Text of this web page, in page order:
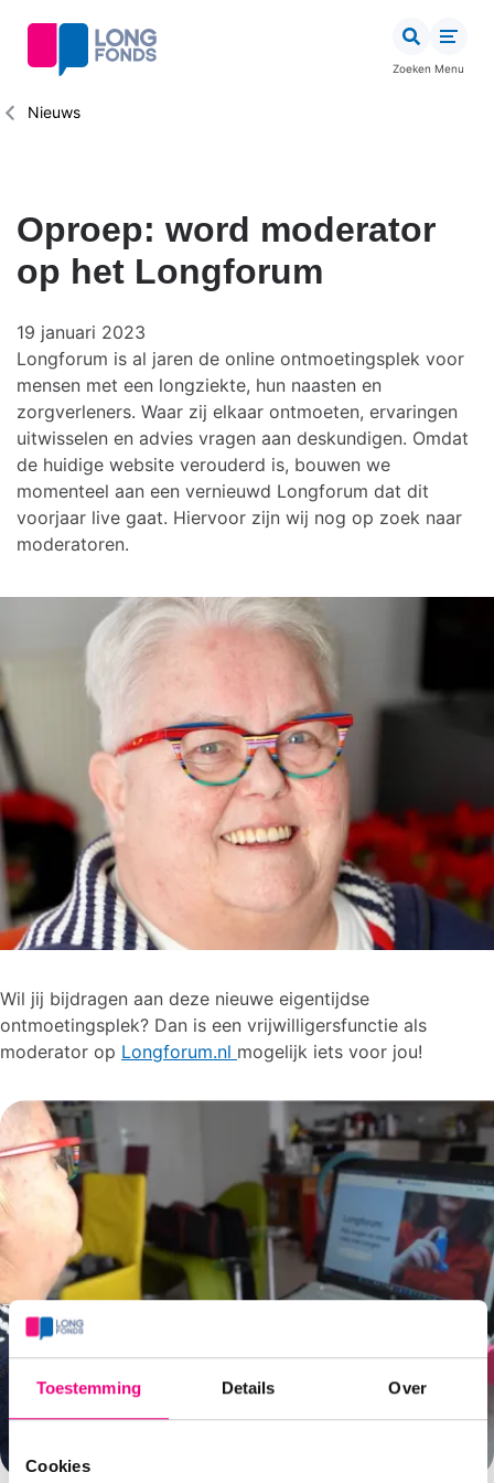
Toestemming Details Over
Cookies
inhoud
Zoeken Menu
Kruimelpad
Nieuws
Oproep: word moderator
op het Longforum
19 januari 2023
Longforum is al jaren de online ontmoetingsplek voor
mensen met een longziekte, hun naasten en
zorgverleners. Waar zij elkaar ontmoeten, ervaringen
uitwisselen en advies vragen aan deskundigen. Omdat
de huidige website verouderd is, bouwen we
momenteel aan een vernieuwd Longforum dat dit
voorjaar live gaat. Hiervoor zijn wij nog op zoek naar
moderatoren.
Wil jij bijdragen aan deze nieuwe eigentijdse
ontmoetingsplek? Dan is een vrijwilligersfunctie als
moderator op Longforum.nl mogelijk iets voor jou!